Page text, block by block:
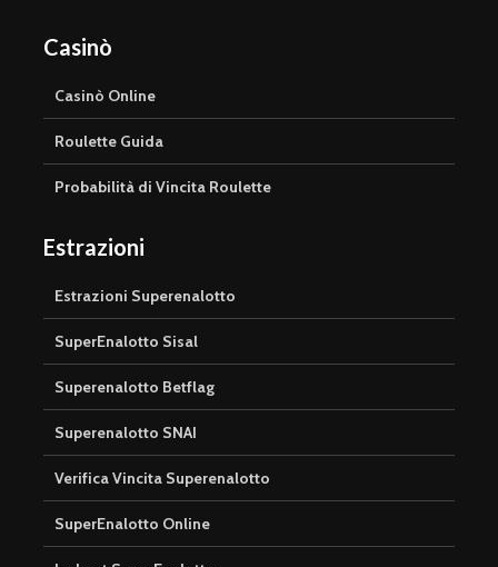
Casinò
Casinò Online
Roulette Guida
Probabilità di Vincita Roulette
Estrazioni
Estrazioni Superenalotto
SuperEnalotto Sisal
Superenalotto Betflag
Superenalotto SNAI
Verifica Vincita Superenalotto
SuperEnalotto Online